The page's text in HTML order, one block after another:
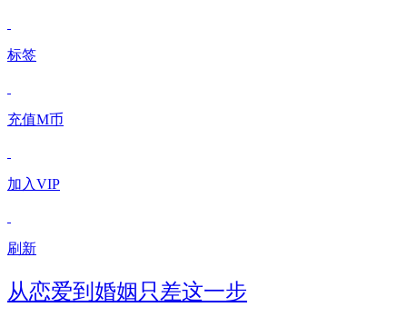
标签
充值M币
加入VIP
刷新
从恋爱到婚姻只差这一步